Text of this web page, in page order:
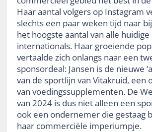
Haar aantal volgers op Instagram
slechts een paar weken tijd naar
het hoogste aantal van alle
internationals. Haar groeiende
vertaalde zich onlangs naar een
sponsordeal: Jansen is de nieuwe
van de sportlijn van Vitakruid, een
van voedingssupplementen. De
van 2024 is dus niet alleen een
ook een ondernemer die gestaag
haar commerciële imperiumpje.